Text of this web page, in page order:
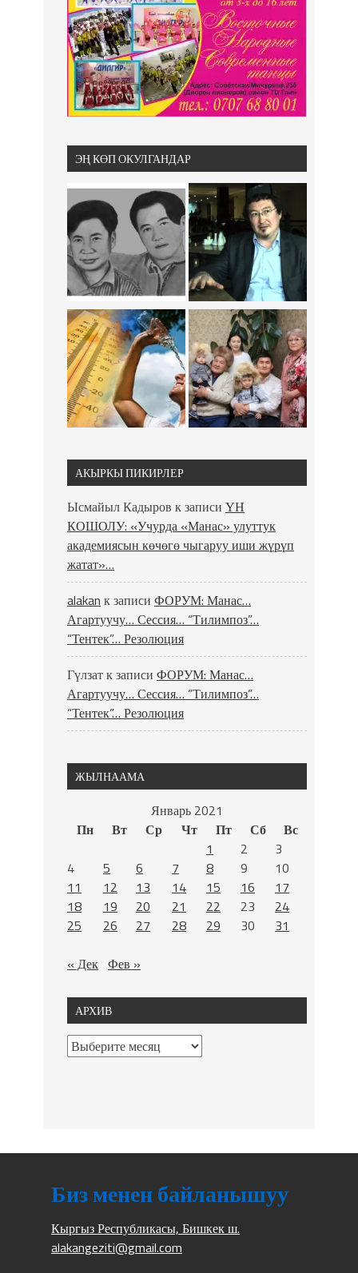
ЭҢ КӨП ОКУЛГАНДАР
АКЫРКЫ ПИКИРЛЕР
Ысмайыл Кадыров к записи ҮН
КОШОЛУ: «Учурда «Манас» улуттук
академиясын көчөгө чыгаруу иши жүрүп
жатат»…
alakan к записи ФОРУМ: Манас…
Агартуучу… Сессия… “Тилимпоз”…
“Тентек”… Резолюция
Гүлзатк записи ФОРУМ: Манас…
Агартуучу… Сессия… “Тилимпоз”…
“Тентек”… Резолюция
ЖЫЛНААМА
Январь 2021
Пн
Вт Ср Чт Пт Сб
Вс
1
2
3
4
5 6 7 8 9
10
11
12 13 14 15 16
17
18
19 20 21 22 23
24
25
26 27 28 29 30
31
« Дек Фев »
АРХИВ
Биз менен байланышуу
Кыргыз Республикасы, Бишкек ш.
alakangeziti@gmail.com